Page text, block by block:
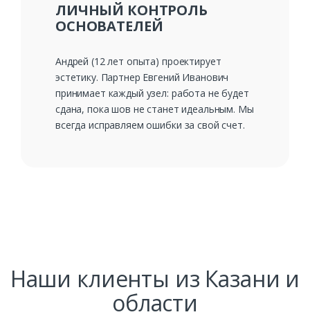
ЛИЧНЫЙ КОНТРОЛЬ
ОСНОВАТЕЛЕЙ
Андрей (12 лет опыта) проектирует
эстетику. Партнер Евгений Иванович
принимает каждый узел: работа не будет
сдана, пока шов не станет идеальным. Мы
всегда исправляем ошибки за свой счет.
Наши клиенты из Казани и
области